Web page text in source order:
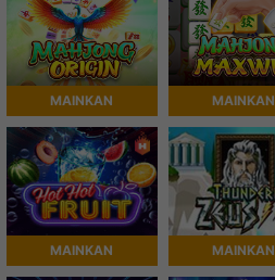
MAINKAN MAINKAN
MAINKAN MAINKAN